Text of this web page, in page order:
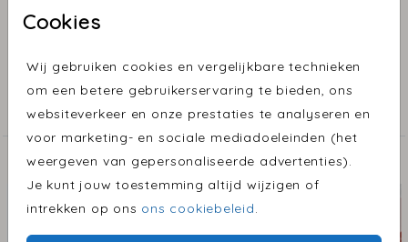
Cookies
Wij gebruiken cookies en vergelijkbare technieken
om een betere gebruikerservaring te bieden, ons
websiteverkeer en onze prestaties te analyseren en
voor marketing- en sociale mediadoeleinden (het
weergeven van gepersonaliseerde advertenties).
Je kunt jouw toestemming altijd wijzigen of
intrekken op ons ons cookiebeleid.
De waterverf accenten komen super mooi uit op linnen
Toon meer
COLLECTIE
Geboortekaartjes
ONTDEK MEER MOOIE ONTWERPEN